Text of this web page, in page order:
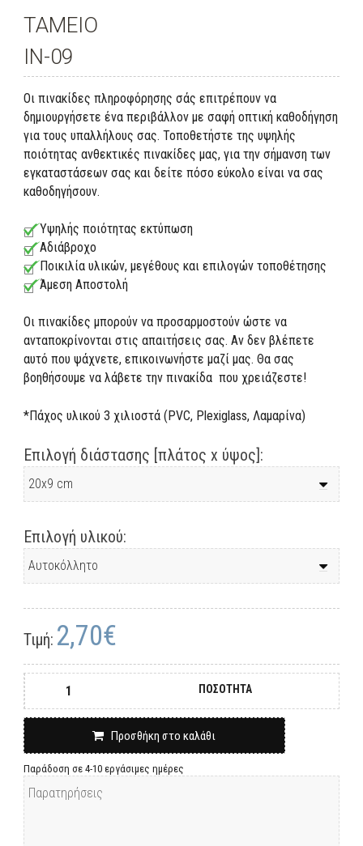
ΤΑΜΕΙΟ
IN-09
Οι πινακίδες πληροφόρησης σάς επιτρέπουν να
δημιουργήσετε ένα περιβάλλον με σαφή οπτική καθοδήγηση
για τους υπαλλήλους σας. Τοποθετήστε της υψηλής
ποιότητας ανθεκτικές πινακίδες μας, για την σήμανση των
εγκαταστάσεων σας και δείτε πόσο εύκολο είναι να σας
καθοδηγήσουν.
Υψηλής ποιότητας εκτύπωση
Αδιάβροχο
Ποικιλία υλικών, μεγέθους και επιλογών τοποθέτησης
Άμεση Αποστολή
Οι πινακίδες μπορούν να προσαρμοστούν ώστε να
ανταποκρίνονται στις απαιτήσεις σας. Αν δεν βλέπετε
αυτό που ψάχνετε, επικοινωνήστε μαζί μας. Θα σας
βοηθήσουμε να λάβετε την πινακίδα που χρειάζεστε!
*Πάχος υλικού 3 χιλιοστά (PVC, Plexiglass, Λαμαρίνα)
Επιλογή διάστασης [πλάτος x ύψος]:
Επιλογή υλικού:
Τιμή: 2,70€
ΠΟΣΟΤΗΤΑ
Προσθήκη στο καλάθι
Παράδοση σε 4-10 εργάσιμες ημέρες